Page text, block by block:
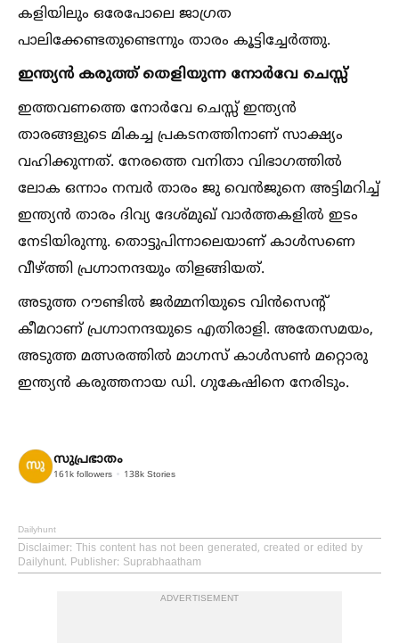
കളിയിലും ഒരേപോലെ ജാഗ്രത
പാലിക്കേണ്ടതുണ്ടെന്നും താരം കൂട്ടിച്ചേർത്തു.
ഇന്ത്യൻ കരുത്ത് തെളിയുന്ന നോർവേ ചെസ്സ്
ഇത്തവണത്തെ നോർവേ ചെസ്സ് ഇന്ത്യൻ
താരങ്ങളുടെ മികച്ച പ്രകടനത്തിനാണ് സാക്ഷ്യം
വഹിക്കുന്നത്. നേരത്തെ വനിതാ വിഭാഗത്തില്‍
ലോക ഒന്നാം നമ്പർ താരം ജു വെൻജുനെ അട്ടിമറിച്ച്‌
ഇന്ത്യൻ താരം ദിവ്യ ദേശ്മുഖ് വാർത്തകളില്‍ ഇടം
നേടിയിരുന്നു. തൊട്ടുപിന്നാലെയാണ് കാള്‍സണെ
വീഴ്ത്തി പ്രഗ്നാനന്ദയും തിളങ്ങിയത്.
അടുത്ത റൗണ്ടില്‍ ജർമ്മനിയുടെ വിൻസെന്റ്
കീമറാണ് പ്രഗ്നാനന്ദയുടെ എതിരാളി. അതേസമയം,
അടുത്ത മത്സരത്തില്‍ മാഗ്നസ് കാള്‍സണ്‍ മറ്റൊരു
ഇന്ത്യൻ കരുത്തനായ ഡി. ഗുകേഷിനെ നേരിടും.
സുപ്രഭാതം
161k followers 138k Stories
Dailyhunt
Disclaimer: This content has not been generated, created or edited by
Dailyhunt. Publisher: Suprabhaatham
ADVERTISEMENT